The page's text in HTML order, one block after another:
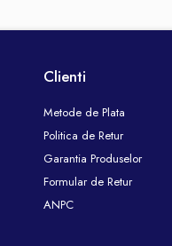
Clienti
Metode de Plata
Politica de Retur
Garantia Produselor
Formular de Retur
ANPC